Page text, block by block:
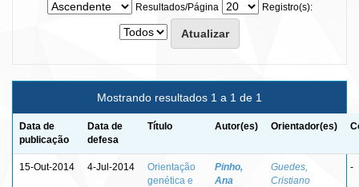
Resultados/Página
Registro(s):
Mostrando resultados 1 a 1 de 1
Data de
publicação
Data de
defesa
Título Autor(es) Orientador(es)
15-Out-2014 4-Jul-2014
Orientação
genética e
Pinho,
Ana
Guedes,
Cristiano
-